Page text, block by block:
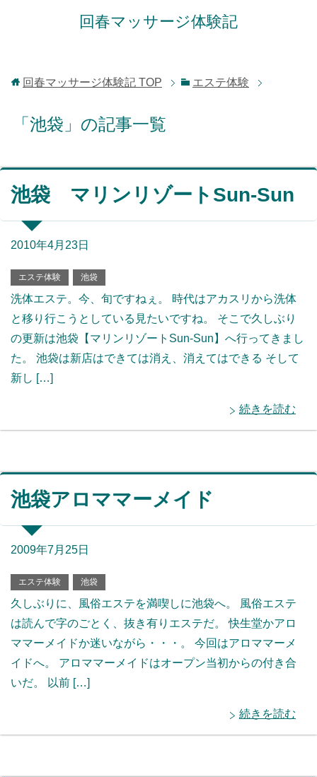
回春マッサージ体験記
回春マッサージ体験記 TOP エステ体験
「池袋」の記事一覧
池袋 マリンリゾートSun-Sun
2010年4月23日
エステ体験 池袋
洗体エステ。今、旬ですねぇ。 時代はアカスリから洗体
と移り行こうとしている見たいですね。 そこで久しぶり
の更新は池袋【マリンリゾートSun-Sun】へ行ってきまし
た。 池袋は新店はできては消え、消えてはできる そして
新し […]
続きを読む
池袋アロママーメイド
2009年7月25日
エステ体験 池袋
久しぶりに、風俗エステを満喫しに池袋へ。 風俗エステ
は読んで字のごとく、抜き有りエステだ。 快生堂かアロ
ママーメイドか迷いながら・・・。 今回はアロママーメ
イドへ。 アロママーメイドはオープン当初からの付き合
いだ。 以前 […]
続きを読む